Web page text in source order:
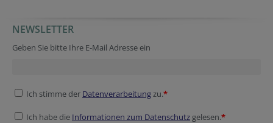
Verification code
Tracking ID
NEWSLETTER
Geben Sie bitte Ihre E-Mail Adresse ein
Ich stimme der Datenverarbeitungzu.*
Ich habe die Informationen zum Datenschutz gelesen.*